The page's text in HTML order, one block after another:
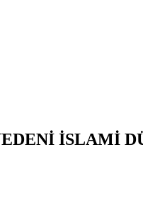
İSLAMİ